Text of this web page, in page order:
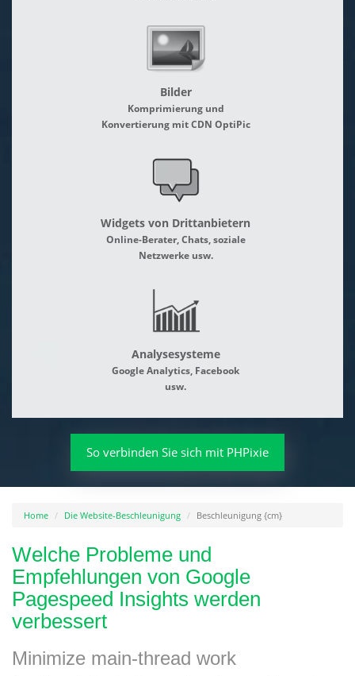
Bilder
Komprimierung und
Konvertierung mit CDN OptiPic
Widgets von Drittanbietern
Online-Berater, Chats, soziale
Netzwerke usw.
Analysesysteme
Google Analytics, Facebook
usw.
So verbinden Sie sich mit PHPixie
Home Die Website-Beschleunigung Beschleunigung {cm}
Welche Probleme und
Empfehlungen von Google
Pagespeed Insights werden
verbessert
Minimize main-thread work